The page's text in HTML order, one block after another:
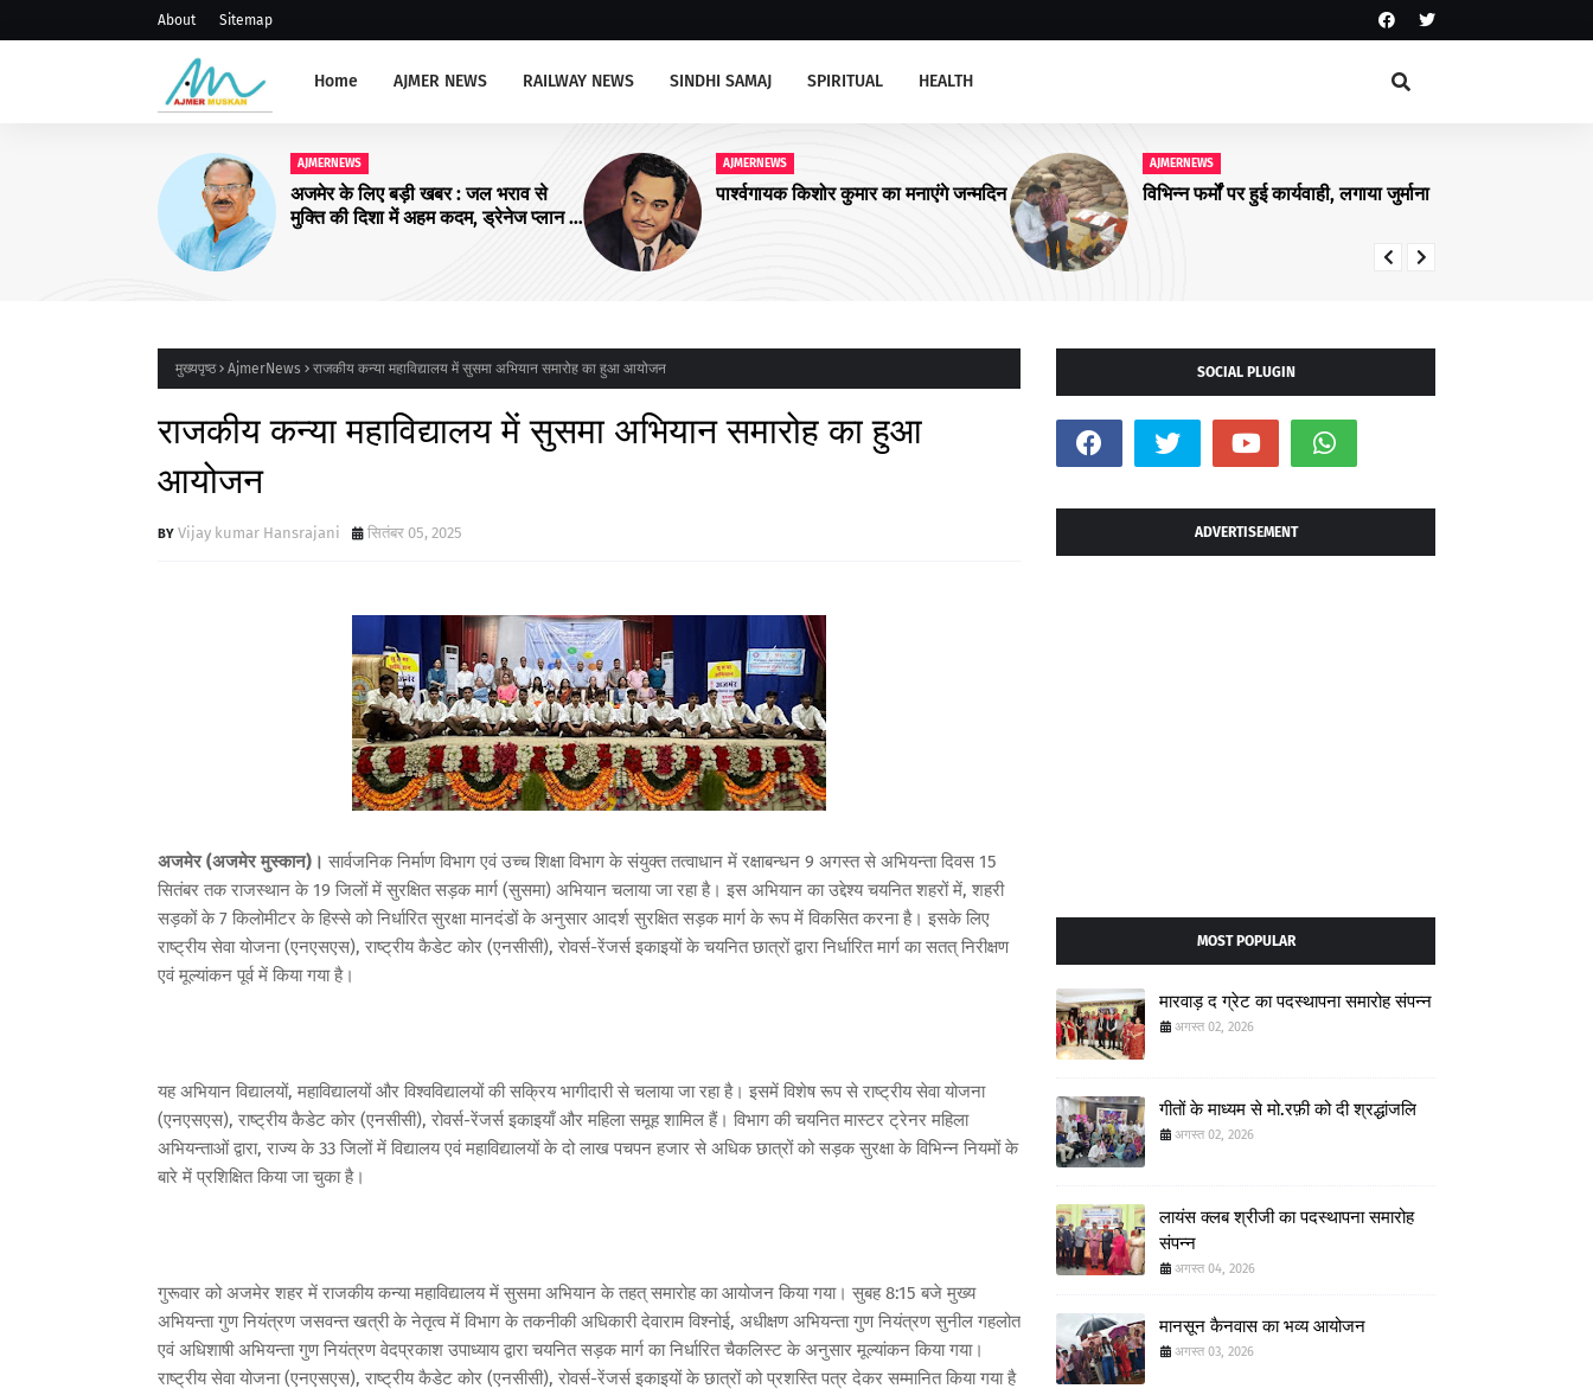
About Sitemap
Home AJMER NEWS RAILWAY NEWS SINDHI SAMAJ SPIRITUAL HEALTH
AJMERNEWS
पार्श्वगायक किशोर कुमार का मनाएंगे जन्मदिन
AJMERNEWS
विभिन्न फर्मों पर हुई कार्यवाही, लगाया जुर्माना
AJMERNEWS
संभाग स्तरीय प्राचार्य, रोवर रेंजर लीडर
मुख्यपृष्ठ AjmerNews राजकीय कन्या महाविद्यालय में सुसमा अभियान समारोह का हुआ आयोजन
राजकीय कन्या महाविद्यालय में सुसमा अभियान समारोह का हुआ
आयोजन
Vijay kumar Hansrajani सितंबर 05, 2025
अजमेर (अजमेर मुस्कान)। सार्वजनिक निर्माण विभाग एवं उच्च शिक्षा विभाग के संयुक्त तत्वाधान में रक्षाबन्धन 9 अगस्त से अभियन्ता दिवस 15
सितंबर तक राजस्थान के 19 जिलों में सुरक्षित सड़क मार्ग (सुसमा) अभियान चलाया जा रहा है। इस अभियान का उद्देश्य चयनित शहरों में, शहरी
सड़कों के 7 किलोमीटर के हिस्से को निर्धारित सुरक्षा मानदंडों के अनुसार आदर्श सुरक्षित सड़क मार्ग के रूप में विकसित करना है। इसके लिए
राष्ट्रीय सेवा योजना (एनएसएस), राष्ट्रीय कैडेट कोर (एनसीसी), रोवर्स-रेंजर्स इकाइयों के चयनित छात्रों द्वारा निर्धारित मार्ग का सतत् निरीक्षण
एवं मूल्यांकन पूर्व में किया गया है।
यह अभियान विद्यालयों, महाविद्यालयों और विश्वविद्यालयों की सक्रिय भागीदारी से चलाया जा रहा है। इसमें विशेष रूप से राष्ट्रीय सेवा योजना
(एनएसएस), राष्ट्रीय कैडेट कोर (एनसीसी), रोवर्स-रेंजर्स इकाइयाँ और महिला समूह शामिल हैं। विभाग की चयनित मास्टर ट्रेनर महिला
अभियन्ताओं द्वारा, राज्य के 33 जिलों में विद्यालय एवं महाविद्यालयों के दो लाख पचपन हजार से अधिक छात्रों को सड़क सुरक्षा के विभिन्न नियमों के
बारे में प्रशिक्षित किया जा चुका है।
गुरूवार को अजमेर शहर में राजकीय कन्या महाविद्यालय में सुसमा अभियान के तहत् समारोह का आयोजन किया गया। सुबह 8:15 बजे मुख्य
अभियन्ता गुण नियंत्रण जसवन्त खत्री के नेतृत्व में विभाग के तकनीकी अधिकारी देवाराम विश्नोई, अधीक्षण अभियन्ता गुण नियंत्रण सुनील गहलोत
एवं अधिशाषी अभियन्ता गुण नियंत्रण वेदप्रकाश उपाध्याय द्वारा चयनित सड़क मार्ग का निर्धारित चैकलिस्ट के अनुसार मूल्यांकन किया गया।
राष्ट्रीय सेवा योजना (एनएसएस), राष्ट्रीय कैडेट कोर (एनसीसी), रोवर्स-रेंजर्स इकाइयों के छात्रों को प्रशस्ति पत्र देकर सम्मानित किया गया है
SOCIAL PLUGIN
ADVERTISEMENT
MOST POPULAR
मारवाड़ द ग्रेट का पदस्थापना समारोह संपन्न
अगस्त 02, 2026
गीतों के माध्यम से मो.रफ़ी को दी श्रद्धांजलि
अगस्त 02, 2026
लायंस क्लब श्रीजी का पदस्थापना समारोह
संपन्न
अगस्त 04, 2026
मानसून कैनवास का भव्य आयोजन
अगस्त 03, 2026